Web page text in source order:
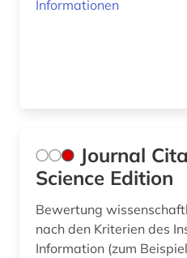
Informationen
Journal
Science Edition
Bewertung
nach den Kriterien des
Information (zum